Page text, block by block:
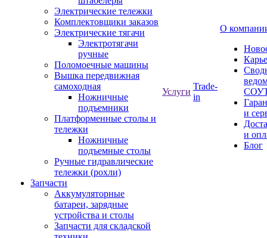
Электрические тележки
Комплектовщики заказов
Электрические тягачи
Электротягачи
ручные
Поломоечные машины
Вышка передвижная
самоходная
Ножничные
подъемники
Платформенные столы и
тележки
Ножничные
подъемные столы
Ручные гидравлические
тележки (рохли)
Запчасти
Аккумуляторные
батареи, зарядные
устройства и столы
Запчасти для складской
Услуги
Trade-
in
О
и
и
Блог